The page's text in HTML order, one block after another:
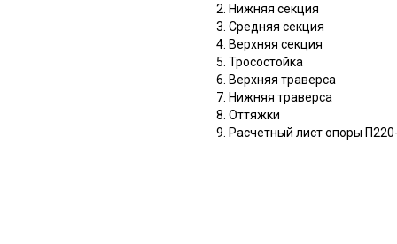
2. Нижняя секция
3. Средняя секция
4. Верхняя секция
5. Тросостойка
6. Верхняя траверса
7. Нижняя траверса
8. Оттяжки
9. Расчетный лист опоры